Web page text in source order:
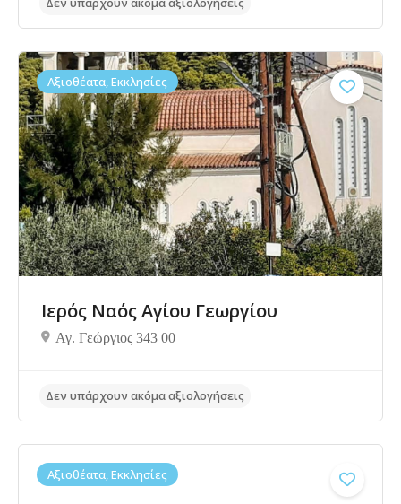
Δεν υπάρχουν ακόμα αξιολογήσεις
Αξιοθέατα, Εκκλησίες
Ιερός Ναός Αγίου Γεωργίου
Αγ. Γεώργιος 343 00
Αξιοθέατα, Εκκλησίες